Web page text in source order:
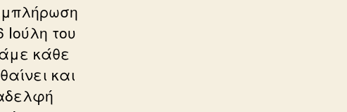
του
κάθε
και